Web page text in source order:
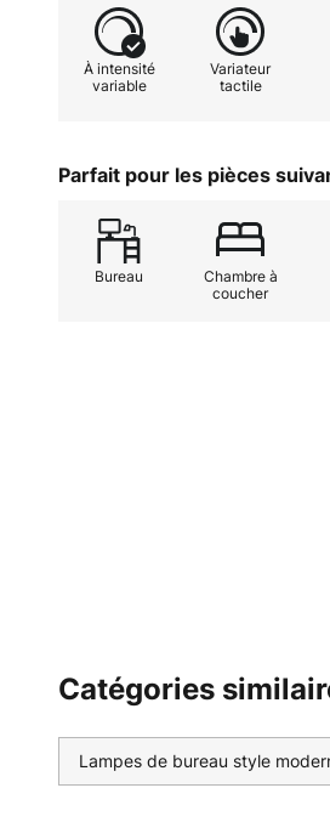
poussoir.
À intensité
variable
Variateur
tactile
Parfait pour les pièces
Bureau
Chambre à
coucher
Catégories
Lampes de bureau style